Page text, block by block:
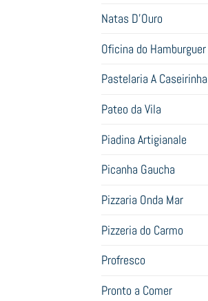
Natas D'Ouro
Oficina do Hamburguer
Pastelaria A Caseirinha
Pateo da Vila
Piadina Artigianale
Picanha Gaucha
Pizzaria Onda Mar
Pizzeria do Carmo
Profresco
Pronto a Comer